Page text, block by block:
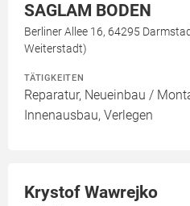
SAGLAM BODEN
Berliner Allee 16, 64295
Weiterstadt)
TÄTIGKEITEN
Reparatur, Neueinbau /
Innenausbau, Verlegen
Krystof Wawrejko